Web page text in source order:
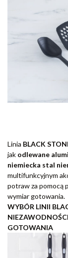
Linia BLACK
jak odlewane
niemiecka stal
multifunkcyjnym
potraw za pomocą
wymiar gotowania.
WYBÓR LINII
GOTOWANIA